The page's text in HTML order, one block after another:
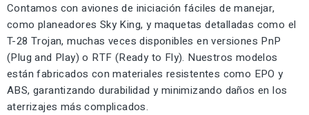
Contamos con aviones de iniciación fáciles de manejar,
como planeadores Sky King, y maquetas detalladas como el
T-28 Trojan, muchas veces disponibles en versiones PnP
(Plug and Play) o RTF (Ready to Fly). Nuestros modelos
están fabricados con materiales resistentes como EPO y
ABS, garantizando durabilidad y minimizando daños en los
aterrizajes más complicados.